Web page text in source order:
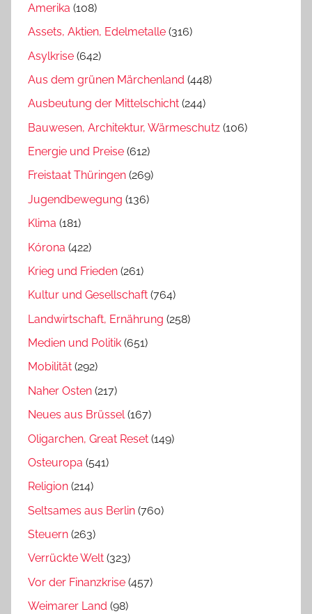
Amerika (108)
Assets, Aktien, Edelmetalle (316)
Asylkrise (642)
Aus dem grünen Märchenland (448)
Ausbeutung der Mittelschicht (244)
Bauwesen, Architektur, Wärmeschutz (106)
Energie und Preise (612)
Freistaat Thüringen (269)
Jugendbewegung (136)
Klima (181)
Kórona (422)
Krieg und Frieden (261)
Kultur und Gesellschaft (764)
Landwirtschaft, Ernährung (258)
Medien und Politik (651)
Mobilität (292)
Naher Osten (217)
Neues aus Brüssel(167)
Oligarchen, Great Reset (149)
Osteuropa (541)
Religion (214)
Seltsames aus Berlin (760)
Steuern (263)
Verrückte Welt (323)
Vor der Finanzkrise (457)
Weimarer Land (98)